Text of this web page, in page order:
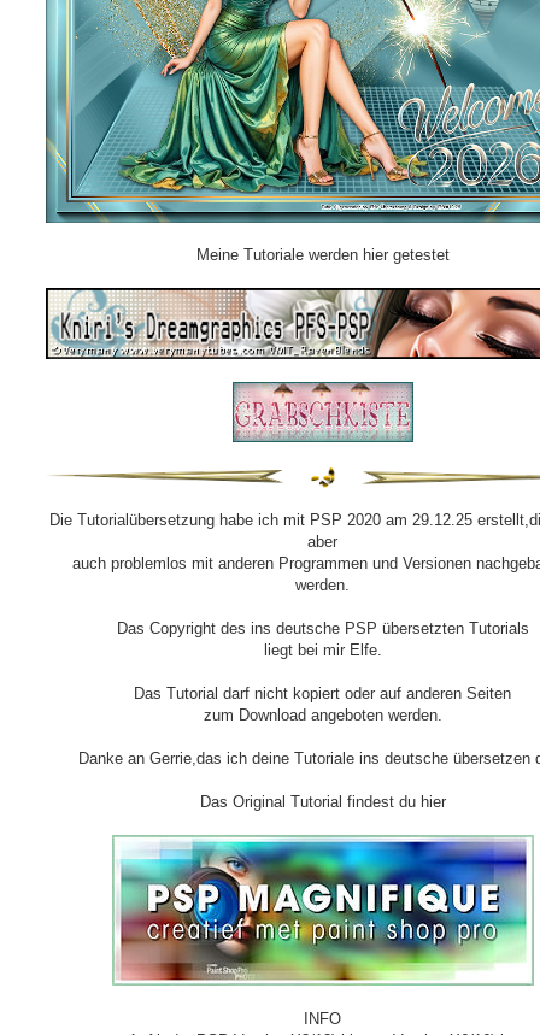
Meine Tutoriale werden hier getestet
Die Tutorialübersetzung habe ich mit PSP 2020 am 29.12.25
aber
auch problemlos mit anderen Programmen und Versionen
werden.
Das Copyright des ins deutsche PSP übersetzten Tutorials
liegt bei mir Elfe.
Das Tutorial darf nicht kopiert oder auf anderen Seiten
zum Download angeboten werden.
Danke an Gerrie,das ich deine Tutoriale ins deutsche übersetzen
Das Original Tutorial findest du hier
INFO